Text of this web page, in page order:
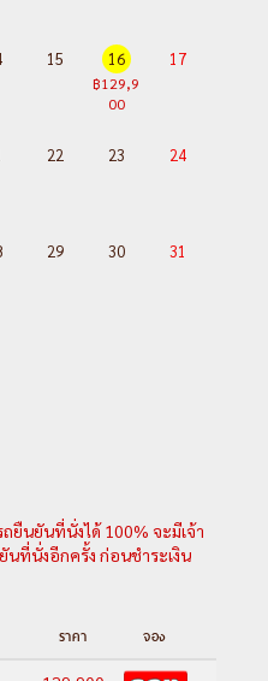
15
16
฿129,9
00
17
22 23 24
29 30 31
ยืนยันที่นั่งได้ 100% จะมีเจ้า
ที่นั่งอีกครั้ง ก่อนชำระเงิน
ราคา จอง